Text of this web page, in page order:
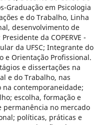
Graduação em Psicologia
e do Trabalho, Linha
desenvolvimento de
da COPERVE -
da UFSC; Integrante do
e Orientação Profissional.
e dissertações na
e do Trabalho, nas
contemporaneidade;
escolha, formação e
permanência no mercado
políticas, práticas e